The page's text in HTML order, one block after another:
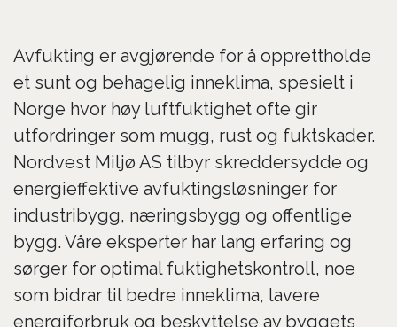
Avfukting er avgjørende for å opprettholde
et sunt og behagelig inneklima, spesielt i
Norge hvor høy luftfuktighet ofte gir
utfordringer som mugg, rust og fuktskader.
Nordvest Miljø AS tilbyr skreddersydde og
energieffektive avfuktingsløsninger for
industribygg, næringsbygg og offentlige
bygg. Våre eksperter har lang erfaring og
sørger for optimal fuktighetskontroll, noe
som bidrar til bedre inneklima, lavere
energiforbruk og beskyttelse av byggets